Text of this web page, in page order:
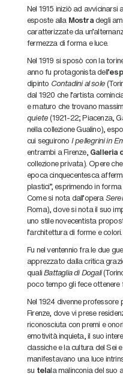
Nel 1915 iniziò ad avvicinarsi
esposte alla Mostradegli
caratterizzate da
fermezza di forma e luce.
Nel 1919 si sposò con la
anno fu protagonista dell’
dipinto Contadini al sole
dal 1920 che l’artista
e maturo che trovano
quiete(1921-22; Piacenza,
nella collezione Gualino),
cui seguirono I pellegrini in
entrambi a Firenze, Galleria
collezione privata). Opere
epoca cinquecentesca
plastici”, esprimendo in
Come si nota dall’opera
Roma), dove si nota il suo
uno stile novecentista
l’architettura di forme e colori.
Fu nel ventennio fra le due
apprezzato dalla critica
qualiBattaglia di Dogali
poco tempo gli fece ottenere
Nel 1924 divenne professore
Firenze, dove vi prese
riconosciuta con premi e
emotività inquieta, il suo
classiche e la cultura del Sei
manifestavano una luce
su telala malinconia del suo